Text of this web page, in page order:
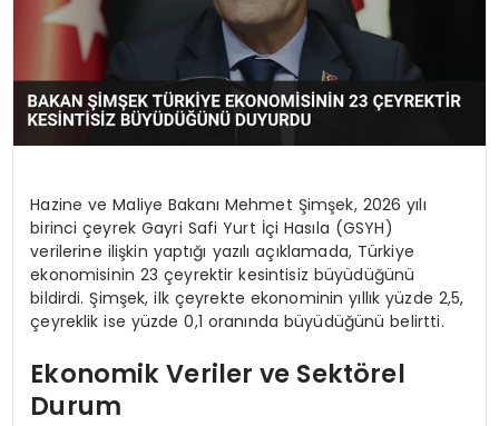
Hazine ve Maliye Bakanı Mehmet Şimşek, 2026 yılı
birinci çeyrek Gayri Safi Yurt İçi Hasıla (GSYH)
verilerine ilişkin yaptığı yazılı açıklamada, Türkiye
ekonomisinin 23 çeyrektir kesintisiz büyüdüğünü
bildirdi. Şimşek, ilk çeyrekte ekonominin yıllık yüzde 2,5,
çeyreklik ise yüzde 0,1 oranında büyüdüğünü belirtti.
Ekonomik Veriler ve Sektörel
Durum